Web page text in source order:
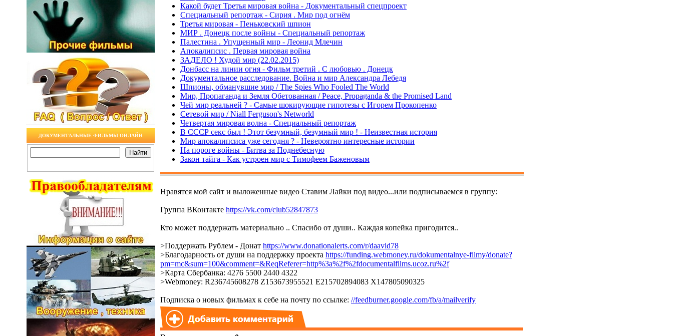
ДОКУМЕНТАЛЬНЫЕ ФИЛЬМЫ ОНЛАЙН
Какой будет Третья мировая война - Документальный спецпроект
Специальный репортаж - Сирия . Мир под огнём
Третья мировая - Пеньковский шпион
МИР . Донецк после войны - Специальный репортаж
Палестина . Упущенный мир - Леонид Млечин
Апокалипсис . Первая мировая война
ЗАДЕЛО ! Худой мир (22.02.2015)
Донбасс на линии огня - Фильм третий . С любовью . Донецк
Документальное расследование. Война и мир Александра Лебедя
Шпионы, обманувшие мир / The Spies Who Fooled The World
Мир, Пропаганда и Земля Обетованная / Peace, Propaganda & the Promised Land
Чей мир реальней ? - Самые шокирующие гипотезы с Игорем Прокопенко
Сетевой мир / Niall Ferguson's Networld
Четвертая мировая волна - Специальный репортаж
В СССР секс был ! Этот безумный, безумный мир ! - Неизвестная история
Мир апокалипсиса уже сегодня ? - Невероятно интересные истории
На пороге войны - Битва за Поднебесную
Закон тайга - Как устроен мир с Тимофеем Баженовым
Нравятся мой сайт и выложенные видео Ставим Лайки под видео...или подписываемся в группу:
Группа ВКонтакте https://vk.com/club52847873
Кто может поддержать материально .. Спасибо от души.. Каждая копейка пригодится..
>Поддержать Рублем - Донат https://www.donationalerts.com/r/daavid78
>Благодарность от души на поддержку проекта https://funding.webmoney.ru/dokumentalnye-filmy/donate?
pm=mc&sum=100&comment=&ReqReferer=http%3a%2f%2fdocumentalfilms.ucoz.ru%2f
>Карта Сбербанка: 4276 5500 2440 4322
>Webmoney: R236745608278 Z153673955521 E215702894083 X147805090325
Подписка о новых фильмах к себе на почту по ссылке: //feedburner.google.com/fb/a/mailverify